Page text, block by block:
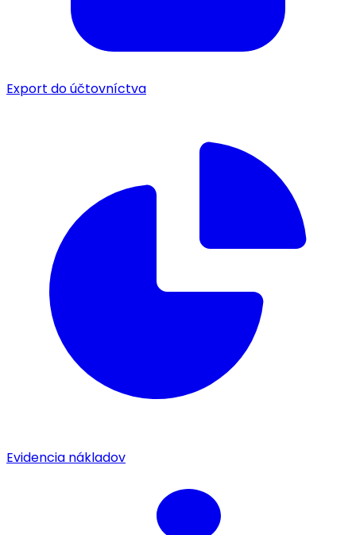
Export do účtovníctva
Evidencia nákladov